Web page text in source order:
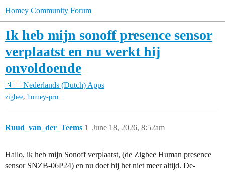
Homey Community Forum
Ik heb mijn sonoff presence sensor
verplaatst en nu werkt hij
onvoldoende
🇳🇱 Nederlands (Dutch) Apps
zigbee, homey-pro
Ruud_van_der_Teems June 18, 2026, 8:52am
1
Hallo, ik heb mijn Sonoff verplaatst, (de Zigbee Human presence
sensor SNZB-06P24) en nu doet hij het niet meer altijd. De-